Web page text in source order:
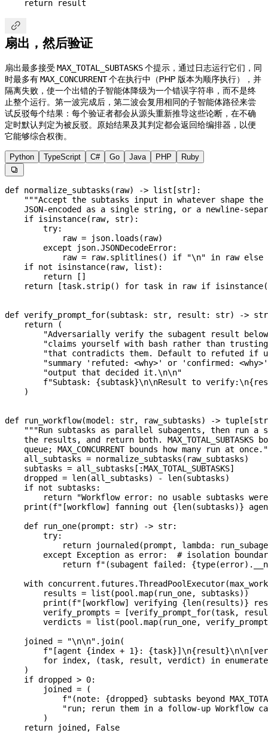
    return
result

扇出，然后验证
扇出最多接受 MAX_TOTAL_SUBTASKS个提示，通过日志运行它们，同
时最多有MAX_CONCURRENT个在执行中（PHP 版本为顺序执行），并
隔离失败，使一个出错的子智能体降级为一个错误字符串，而不是终
止整个运行。第一波完成后，第二波会复用相同的子智能体路径来尝
试反驳每个结果：每个验证者都会从源头重新推导这些论断，在不确
定时默认判定为被反驳。原始结果及其判定都会返回给编排器，以便
它能够综合权衡。
Python TypeScript C# Go Java PHP Ruby

def normalize_subtasks ( raw) -> list[str]:
"""Accept the subtasks input in whatever shape
JSON-encoded as a single string, or a newline-
    if
isinstance(raw, str):
        try
:
            raw
= json.loads(raw)
        except
json.JSONDecodeError:
            raw
= raw.splitlines() if "\n" in raw else
    if
not isinstance(raw, list):
        return
[]
    return
[task.strip() for task in raw if isinstance
def verify_prompt_for(subtask: str, result : str) -> str
    return
(
"Adversarially verify the subagent result
"claims yourself with bash rather than
"that contradicts them. Default to refuted if
"summary 'refuted: <why>' or 'confirmed:
        "output that decided it.
\n\n"
        f
"Subtask: {subtask}\n\nResult to verify:\n{
    )
def run_workflow(model : str, raw_subtasks) -> tuple[str
"""Run subtasks as parallel subagents, then run a
the results, and return both. MAX_TOTAL_SUBTASKS
queue; MAX_CONCURRENT bounds how many run at
    all_subtasks
= normalize_subtasks(raw_subtasks)
    subtasks
= all_subtasks[:MAX_TOTAL_SUBTASKS]
    dropped
= len(all_subtasks) - len(subtasks)
    if
not subtasks:
        return
"Workflow error: no usable subtasks
    print
(f"[workflow] fanning out {len(subtasks)}
    def
run_one(prompt : str) -> str:
        try
:
            return
journaled(prompt, lambda:
        except
Exception as error: # isolation
            return
f"(subagent failed: {type(error).
    with
concurrent.futures.ThreadPoolExecutor(
        results
= list (pool.map(run_one, subtasks))
        print
(f"[workflow] verifying {len(results)}
        verify_prompts
= [verify_prompt_for(task,
        verdicts
= list (pool.map(run_one,
    joined
= "\n\n" .join(
        f
"[agent {index + 1} : {task}] \n{result}\n\n
        for
index, (task, result, verdict) in enumerate
    )
    if
dropped > 0:
        joined
= (
            f
"(note: {dropped} subtasks beyond
"run; rerun them in a follow-up Workflow
        )
    return
joined, False